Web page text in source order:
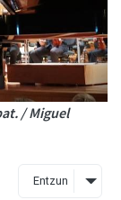
/ Miguel
Entzun